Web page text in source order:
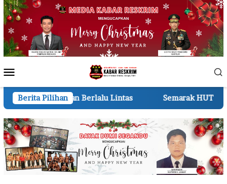
Loncat
ke
konten
Mobile
Berita Pilihan
Lintas Semarak HUT ke-81 RI 210 Regu TK dan